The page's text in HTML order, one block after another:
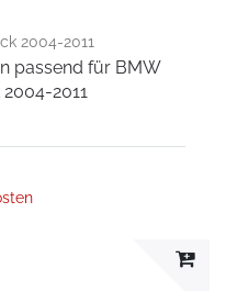
2004-2011
passend für BMW
2011